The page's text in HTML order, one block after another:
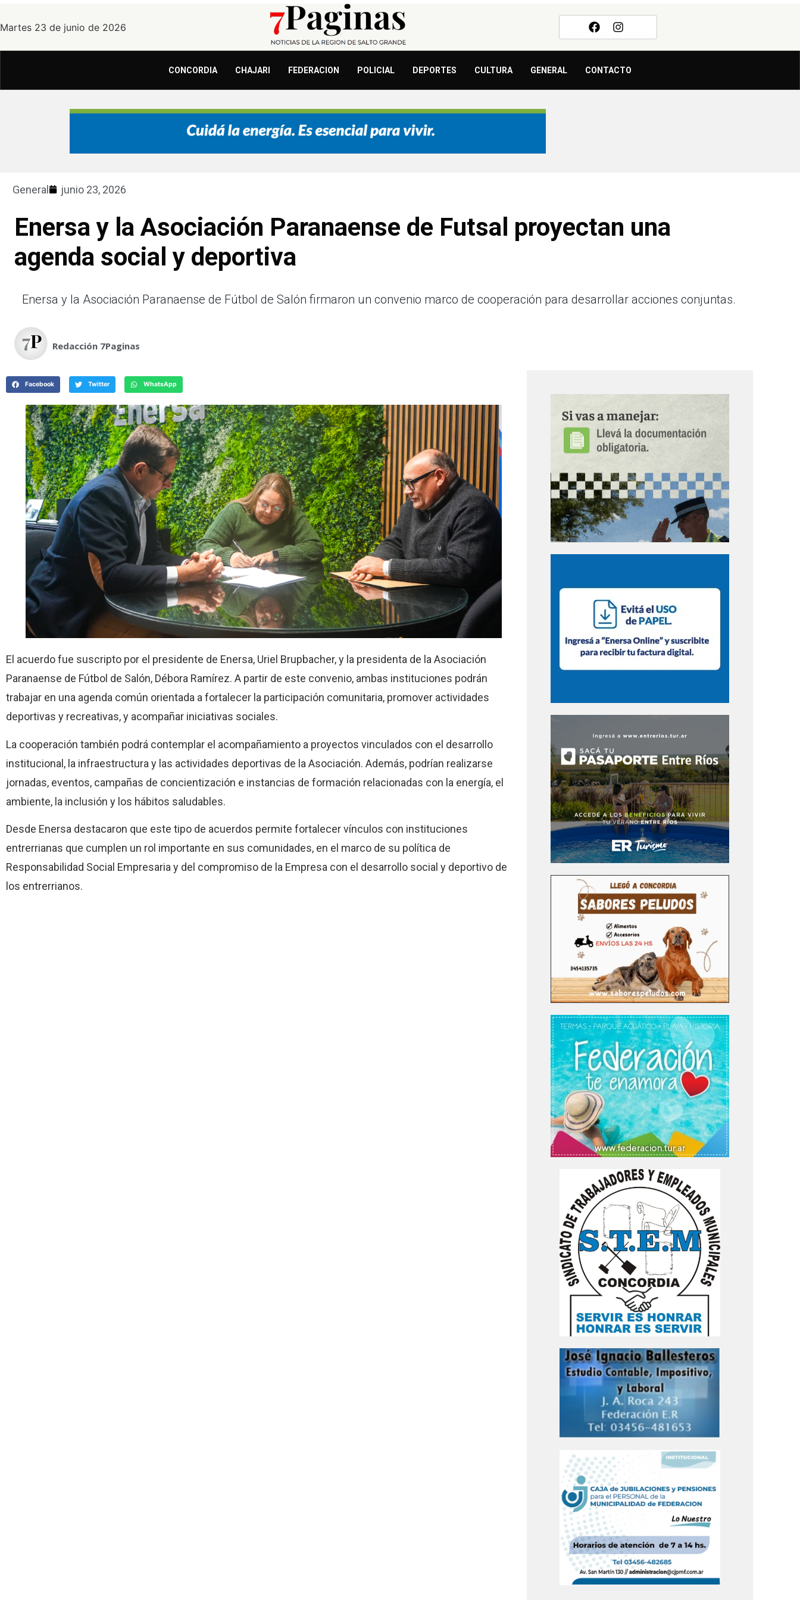
Martes 23 de junio de 2026
CONCORDIA CHAJARI FEDERACION POLICIAL DEPORTES CULTURA GENERAL CONTACTO
General junio 23, 2026
Enersa y la Asociación Paranaense de Futsal proyectan una
agenda social y deportiva
Enersa y la Asociación Paranaense de Fútbol de Salón firmaron un convenio marco de cooperación para desarrollar acciones conjuntas.
Redacción 7Paginas
Facebook Twitter WhatsApp
El acuerdo fue suscripto por el presidente de Enersa, Uriel Brupbacher, y la presidenta de la Asociación
Paranaense de Fútbol de Salón, Débora Ramírez. A partir de este convenio, ambas instituciones podrán
trabajar en una agenda común orientada a fortalecer la participación comunitaria, promover actividades
deportivas y recreativas, y acompañar iniciativas sociales.
La cooperación también podrá contemplar el acompañamiento a proyectos vinculados con el desarrollo
institucional, la infraestructura y las actividades deportivas de la Asociación. Además, podrían realizarse
jornadas, eventos, campañas de concientización e instancias de formación relacionadas con la energía, el
ambiente, la inclusión y los hábitos saludables.
Desde Enersa destacaron que este tipo de acuerdos permite fortalecer vínculos con instituciones
entrerrianas que cumplen un rol importante en sus comunidades, en el marco de su política de
Responsabilidad Social Empresaria y del compromiso de la Empresa con el desarrollo social y deportivo de
los entrerrianos.